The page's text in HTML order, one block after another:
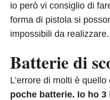
io però vi consiglio di
forma di pistola si
impossibili da realizzare.
Batterie di
L’errore di molti è quello
poche batterie. Io ho 3